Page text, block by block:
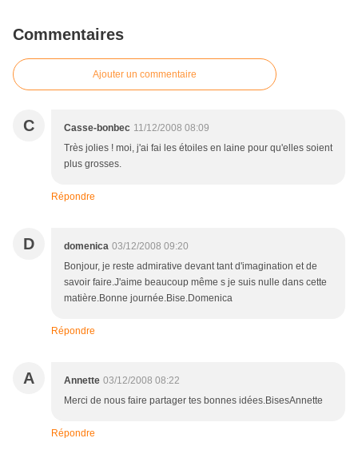
Commentaires
Ajouter un commentaire
C Casse-bonbec 11/12/2008 08:09
Très jolies ! moi, j'ai fai les étoiles en laine pour qu'elles soient
plus grosses.
Répondre
D domenica 03/12/2008 09:20
Bonjour, je reste admirative devant tant d'imagination et de
savoir faire.J'aime beaucoup même s je suis nulle dans cette
matière.Bonne journée.Bise.Domenica
Répondre
A Annette 03/12/2008 08:22
Merci de nous faire partager tes bonnes idées.BisesAnnette
Répondre